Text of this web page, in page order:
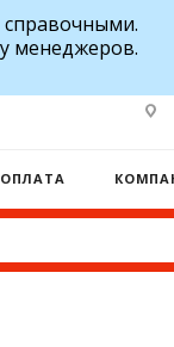
менеджеров.